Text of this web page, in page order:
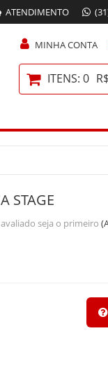
ATENDIMENTO
MINHA CONTA
ITENS: 0
STAGE
seja o primeiro